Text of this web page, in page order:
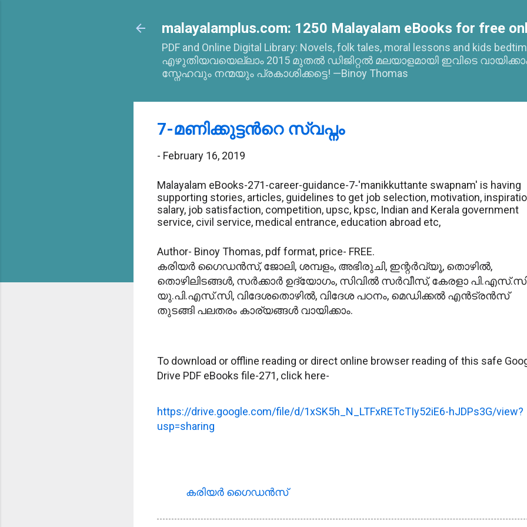
malayalamplus.com: 1250 Malayalam eBooks for free
PDF and Online Digital Library: Novels, folk tales, moral lessons and kids
എഴുതിയവയെല്ലാം 2015 മുതൽ ഡിജിറ്റൽ മലയാളമായി ഇവിടെ
സ്നേഹവും നന്മയും പ്രകാശിക്കട്ടെ! —Binoy Thomas
7-മണിക്കുട്ടന്‍റെ സ്വപ്നം
- February 16, 2019
Malayalam eBooks-271-career-guidance-7-'manikkuttante swapnam' is having
supporting stories, articles, guidelines to get job selection, motivation,
salary, job satisfaction, competition, upsc, kpsc, Indian and Kerala government
service, civil service, medical entrance, education abroad etc,
Author- Binoy Thomas, pdf format, price- FREE.
കരിയര്‍ ഗൈഡന്‍സ്, ജോലി, ശമ്പളം, അഭിരുചി, ഇന്റര്‍വ്യൂ, തൊഴില്‍,
തൊഴിലിടങ്ങള്‍, സര്‍ക്കാര്‍ ഉദ്യോഗം, സിവില്‍ സര്‍വീസ്, കേരളാ
യു.പി.എസ്‌.സി, വിദേശതൊഴില്‍, വിദേശ പഠനം, മെഡിക്കല്‍ എന്‍ട്രന്‍സ്
തുടങ്ങി പലതരം കാര്യങ്ങള്‍ വായിക്കാം.
To download or offline reading or direct online browser reading of this safe
Drive PDF eBooks file-271, click here-
https://drive.google.com/file/d/1xSK5h_N_LTFxRETcTIy52iE6-hJDPs3G/view?
usp=sharing
കരിയര്‍ ഗൈഡന്‍സ്